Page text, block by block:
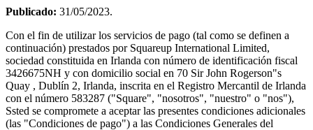
Proceso de pago
Tipus d'activitat
Hostaleria
Comerços
Estètica i cura personal
Publicado: 31/05/2023.
Con el fin de utilizar los servicios de pago (tal como se definen a
continuación) prestados por Squareup International Limited,
sociedad constituida en Irlanda con número de identificación fiscal
3426675NH y con domicilio social en 70 Sir John Rogerson"s
Quay , Dublín 2, Irlanda, inscrita en el Registro Mercantil de Irlanda
con el número 583287 ("Square", "nosotros", "nuestro" o "nos"),
Ssted se compromete a aceptar las presentes condiciones adicionales
(las "Condiciones de pago") a las Condiciones Generales del